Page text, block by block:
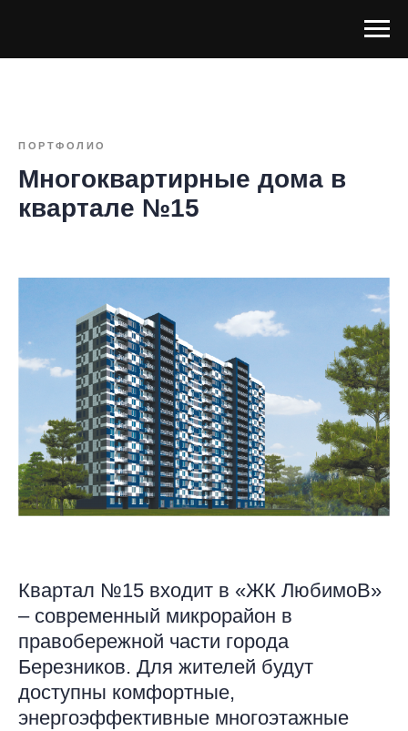
ПОРТФОЛИО
Многоквартирные дома в
квартале №15
Квартал №15 входит в «ЖК ЛюбимоВ»
– современный микрорайон в
правобережной части города
Березников. Для жителей будут
доступны комфортные,
энергоэффективные многоэтажные